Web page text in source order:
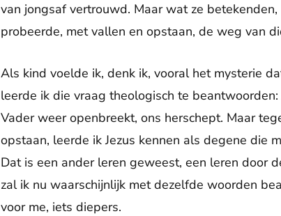
van jongsaf vertrouwd. Maar wat ze
probeerde, met vallen en opstaan, de weg van
Als kind voelde ik, denk ik, vooral het mysterie
leerde ik die vraag theologisch te
Vader weer openbreekt, ons herschept. Maar
opstaan, leerde ik Jezus kennen als degene die
Dat is een ander leren geweest, een leren door
zal ik nu waarschijnlijk met dezelfde woorden
voor me, iets diepers.